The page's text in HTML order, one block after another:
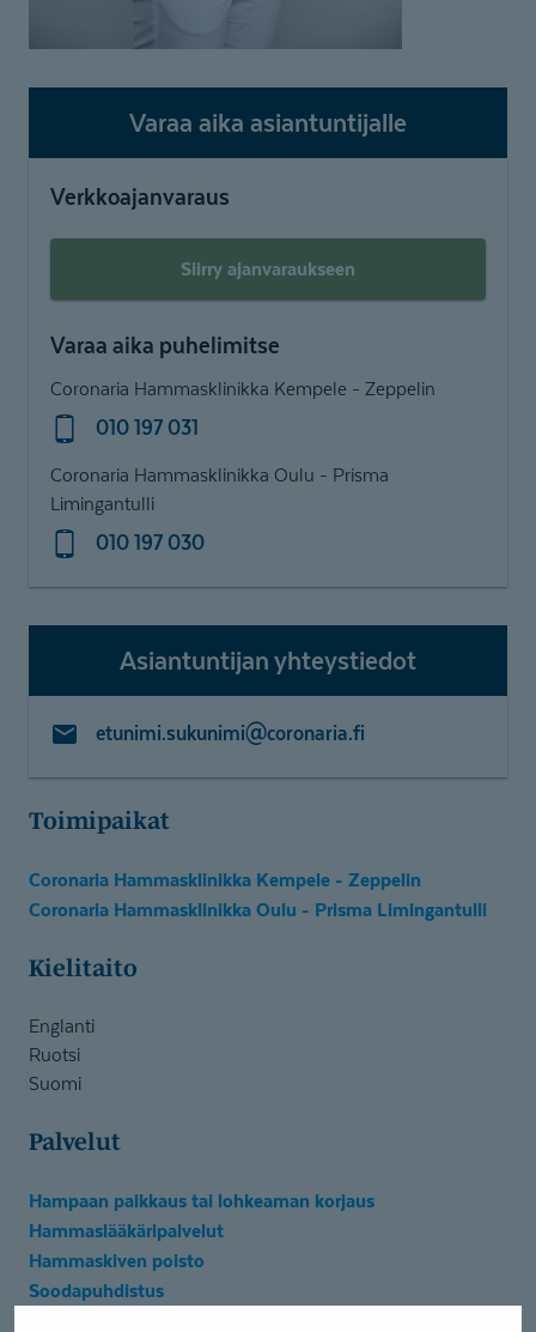
Varaa aika asiantuntijalle
Verkkoajanvaraus
Siirry ajanvaraukseen
Varaa aika puhelimitse
Coronaria Hammasklinikka Kempele - Zeppelin
010 197 031
Coronaria Hammasklinikka Oulu - Prisma
Limingantulli
010 197 030
Asiantuntijan yhteystiedot
etunimi.sukunimi@coronaria.fi
Toimipaikat
Coronaria Hammasklinikka Kempele - Zeppelin
Coronaria Hammasklinikka Oulu - Prisma Limingantulli
Kielitaito
Englanti
Ruotsi
Suomi
Palvelut
Hampaan paikkaus tai lohkeaman korjaus
Hammaslääkäripalvelut
Hammaskiven poisto
Soodapuhdistus